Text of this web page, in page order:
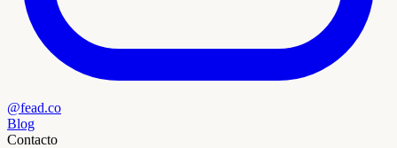
@fead.co
Blog
Contacto